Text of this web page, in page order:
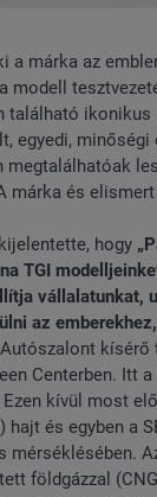
a márka az
modell
található
egyedi,
megtalálhatóak
márka és
hogy
TGI
vállalatunkat,
az
Centerben. Itt
kívül most
és egyben a
földgázzal